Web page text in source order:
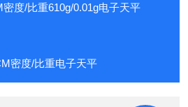
密度/比重610g/0.01g电子天平
密度/比重电子天平